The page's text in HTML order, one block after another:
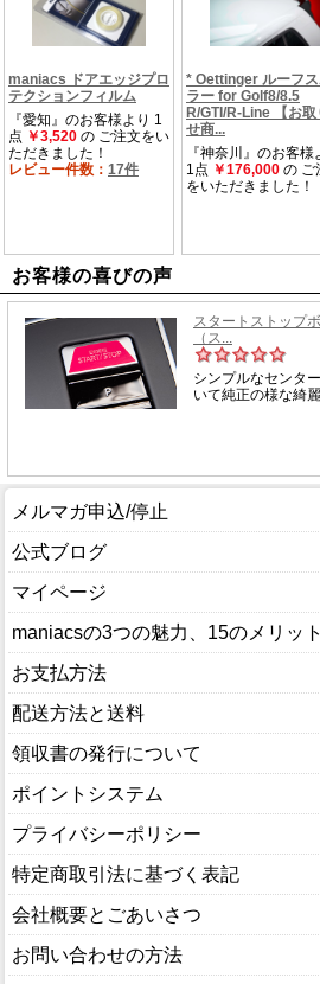
お客様の喜びの声
メルマガ申込/停止
公式ブログ
マイページ
maniacsの3つの魅力、15のメリット
お支払方法
配送方法と送料
領収書の発行について
ポイントシステム
プライバシーポリシー
特定商取引法に基づく表記
会社概要とごあいさつ
お問い合わせの方法